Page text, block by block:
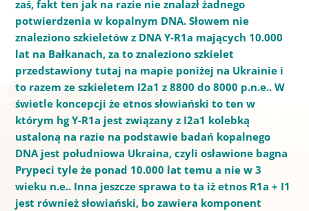
zaś, fakt ten jak na razie nie znalazł żadnego
potwierdzenia w kopalnym DNA. Słowem nie
znaleziono szkieletów z DNA Y-R1a mających 10.000
lat na Bałkanach, za to znaleziono szkielet
przedstawiony tutaj na mapie poniżej na Ukrainie i
to razem ze szkieletem I2a1 z 8800 do 8000 p.n.e.. W
świetle koncepcji że etnos słowiański to ten w
którym hg Y-R1a jest związany z I2a1 kolebką
ustaloną na razie na podstawie badań kopalnego
DNA jest południowa Ukraina, czyli osławione bagna
Prypeci tyle że ponad 10.000 lat temu a nie w 3
wieku n.e.. Inna jeszcze sprawa to ta iż etnos R1a + I1
jest również słowiański, bo zawiera komponent